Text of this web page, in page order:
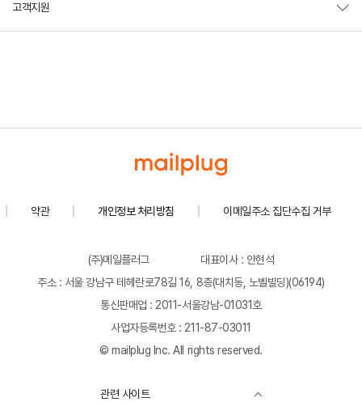
고객지원
약관 개인정보 처리방침 이메일주소 집단수집 거부
(주)메일플러그
대표이사 : 안현석
주소 : 서울 강남구 테헤란로78길 16, 8층(대치동, 노벨빌딩)(06194)
통신판매업 : 2011-서울강남-01031호
사업자등록번호 : 211-87-03011
© mailplug Inc. All rights reserved.
관련 사이트